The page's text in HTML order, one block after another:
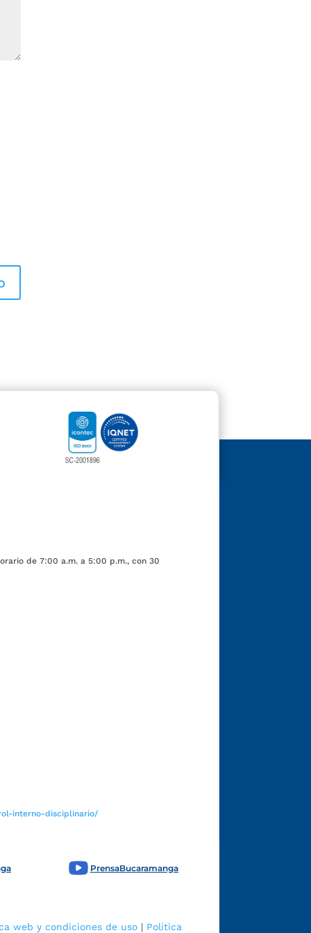
de 7:00 a.m. a 5:00 p.m., con 30
interno-disciplinario/
PrensaBucaramanga
web y condiciones de uso | Política